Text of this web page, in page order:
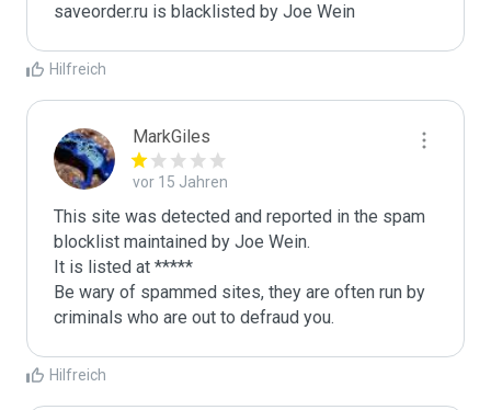
saveorder.ru is blacklisted by Joe Wein
Hilfreich
MarkGiles
vor 15 Jahren
This site was detected and reported in the spam
blocklist maintained by Joe Wein.
It is listed at *****
Be wary of spammed sites, they are often run by
criminals who are out to defraud you.
Hilfreich